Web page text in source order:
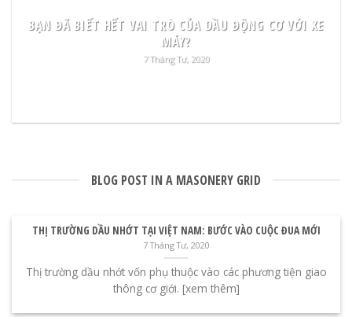
BẠN ĐÃ BIẾT HẾT VAI TRÒ CỦA DẦU ĐỘNG CƠ VỚI XE
MÁY?
7 Tháng Tư, 2020
BLOG POST IN A MASONERY GRID
THỊ TRƯỜNG DẦU NHỚT TẠI VIỆT NAM: BƯỚC VÀO CUỘC ĐUA MỚI
7 Tháng Tư, 2020
Thị trường dầu nhớt vốn phụ thuộc vào các phương tiện giao
thông cơ giới. [xem thêm]